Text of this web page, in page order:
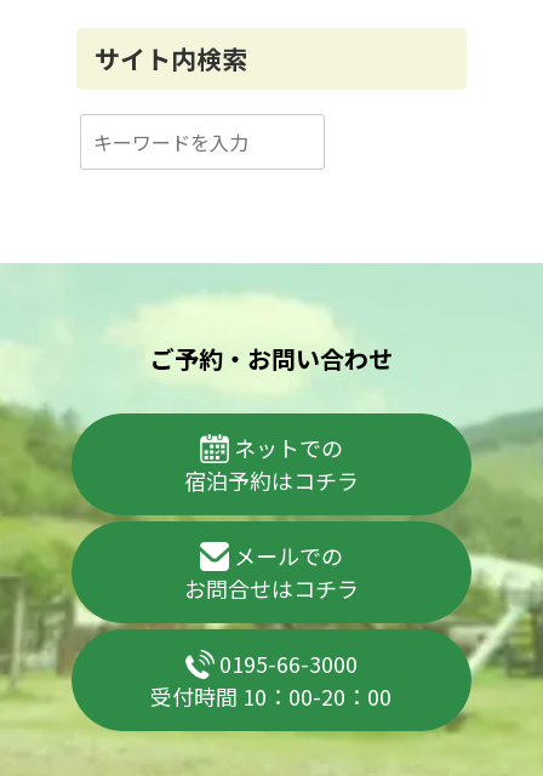
サイト内検索
検
ご予約・お問い合わせ
ネットでの
宿泊予約はコチラ
メールでの
お問合せはコチラ
0195-66-3000
受付時間 10：00-20：00